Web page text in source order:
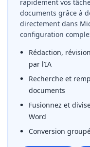
rapidement vos
documents grâce à
directement dans
configuration
Rédaction,
par l’IA
Recherche et
documents
Fusionnez et
Word
Conversion